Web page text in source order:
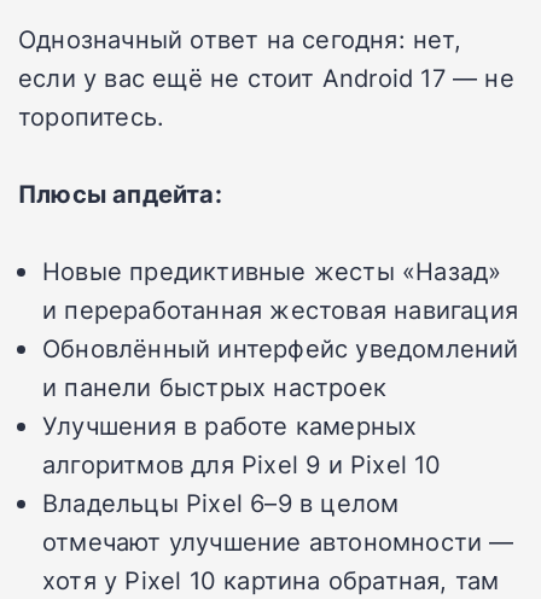
Однозначный ответ на сегодня: нет,
если у вас ещё не стоит Android 17 — не
торопитесь.
Плюсы апдейта:
Новые предиктивные жесты «Назад»
и переработанная жестовая навигация
Обновлённый интерфейс уведомлений
и панели быстрых настроек
Улучшения в работе камерных
алгоритмов для Pixel 9 и Pixel 10
Владельцы Pixel 6–9 в целом
отмечают улучшение автономности —
хотя у Pixel 10 картина обратная, там